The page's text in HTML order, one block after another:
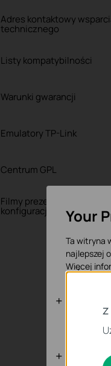
Adres kontaktowy
technicznego
Listy kompatybilności
Warunki gwarancji
Emulatory TP-Link
Centrum GPL
Filmy prezentujące
konfigurację Your
Ta witryna
najlepszej
Więcej